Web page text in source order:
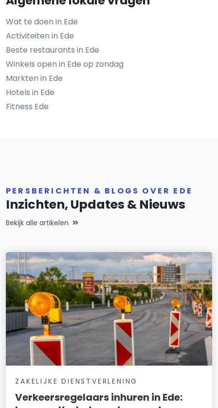
Wat te doen in Ede
Activiteiten in Ede
Beste restaurants in Ede
Winkels open in Ede op zondag
Markten in Ede
Hotels in Ede
Fitness Ede
PERSBERICHTEN & BLOGS OVER EDE
Inzichten, Updates & Nieuws
Bekijk alle artikelen
ZAKELIJKE DIENSTVERLENING
Verkeersregelaars inhuren in Ede: